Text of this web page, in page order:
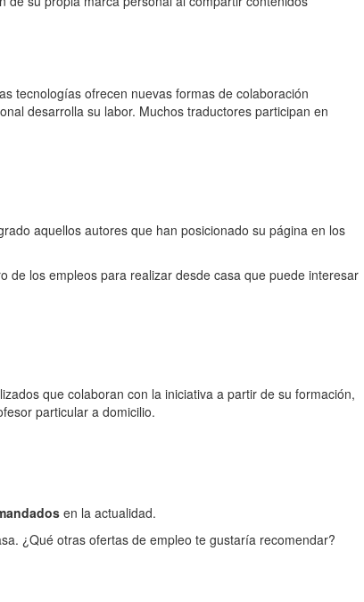
tecnologías ofrecen nuevas formas de colaboración
desarrolla su labor. Muchos traductores participan en
aquellos autores que han posicionado su página en los
de los empleos para realizar desde casa que puede interesar
que colaboran con la iniciativa a partir de su formación,
particular a domicilio.
en la actualidad.
¿Qué otras ofertas de empleo te gustaría recomendar?